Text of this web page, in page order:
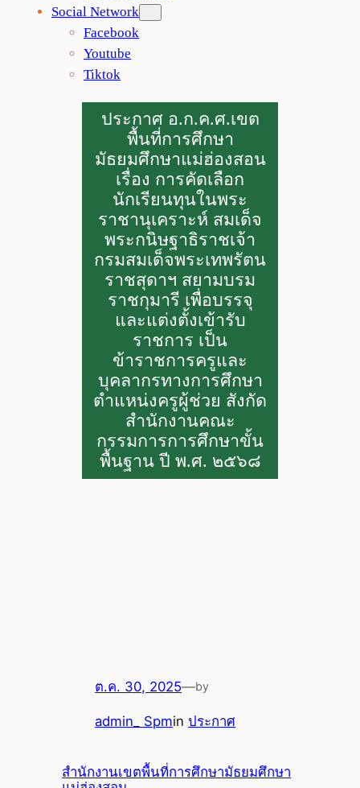
Social Network
Facebook
Youtube
Tiktok
ประกาศ อ.ก.ค.ศ.เขต
พื้นที่การศึกษา
มัธยมศึกษาแม่ฮ่องสอน
เรื่อง การคัดเลือก
นักเรียนทุนในพระ
ราชานุเคราะห์ สมเด็จ
พระกนิษฐาธิราชเจ้า
กรมสมเด็จพระเทพรัตน
ราชสุดาฯ สยามบรม
ราชกุมารี เพื่อบรรจุ
และแต่งตั้งเข้ารับ
ราชการ เป็น
ข้าราชการครูและ
บุคลากรทางการศึกษา
ตำแหน่งครูผู้ช่วย สังกัด
สำนักงานคณะ
กรรมการการศึกษาขั้น
พื้นฐาน ปี พ.ศ. ๒๕๖๘
ต.ค. 30, 2025—by
admin_ Spminประกาศ
สำนักงานเขตพื้นที่การศึกษามัธยมศึกษา